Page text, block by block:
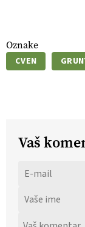
Oznake
CVEN
Vaš